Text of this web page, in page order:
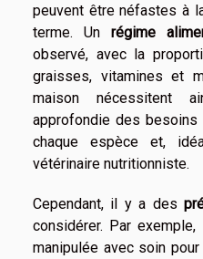
peuvent être néfastes à
terme. Un régime
observé, avec la
graisses, vitamines et
maison nécessitent
approfondie des
chaque espèce et,
vétérinaire nutritionniste.
Cependant, il y a des
considérer. Par
manipulée avec soin